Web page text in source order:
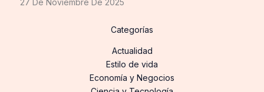
27 De Noviembre De 2025
Categorías
Actualidad
Estilo de vida
Economía y Negocios